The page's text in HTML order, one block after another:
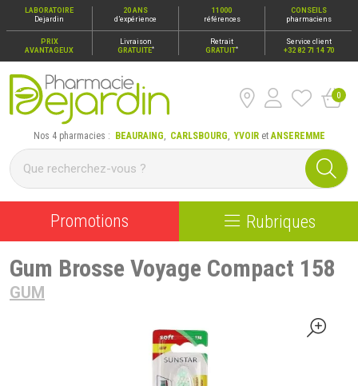
LABORATOIRE
Dejardin
20 ANS
d’expérience
11000
références
CONSEILS
pharmaciens
PRIX
AVANTAGEUX
Livraison
GRATUITE*
Retrait
GRATUIT*
Service client
+32 82 71 14 70
Pharmacie Dejardin Nos 4 pharmacies : Beauraing,
0
Nos 4 pharmacies : BEAURAING, CARLSBOURG,YVOIRetANSEREMME
Promotions Rubriques
Gum Brosse Voyage Compact 158
GUM